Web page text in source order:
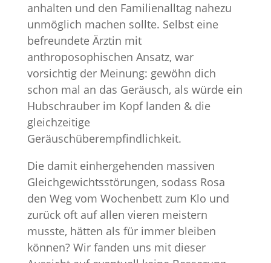
anhalten und den Familienalltag nahezu
unmöglich machen sollte. Selbst eine
befreundete Ärztin mit
anthroposophischen Ansatz, war
vorsichtig der Meinung: gewöhn dich
schon mal an das Geräusch, als würde ein
Hubschrauber im Kopf landen & die
gleichzeitige
Geräuschüberempfindlichkeit.
Die damit einhergehenden massiven
Gleichgewichtsstörungen, sodass Rosa
den Weg vom Wochenbett zum Klo und
zurück oft auf allen vieren meistern
musste, hätten als für immer bleiben
können? Wir fanden uns mit dieser